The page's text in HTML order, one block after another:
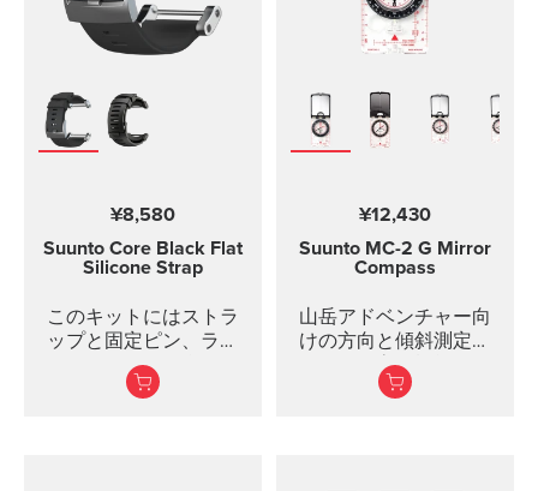
¥8,580
Suunto Core Black Flat
Silicone Strap
このキットにはストラ
ップと固定ピン、ラグ
ナットとネジが含まれ
ています。SUUNTO
¥12,430
Suunto MC-2 G Mirror
Compass
山岳アドベンチャー向
けの方向と傾斜測定の
ための最高級機能を備
えたプロフェッショナ